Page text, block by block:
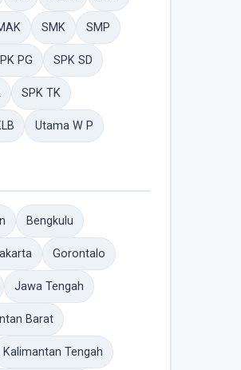
SMK SMP
PG SPK SD
SPK TK
Utama W P
Bengkulu
Gorontalo
Jawa Tengah
Barat
Kalimantan Tengah